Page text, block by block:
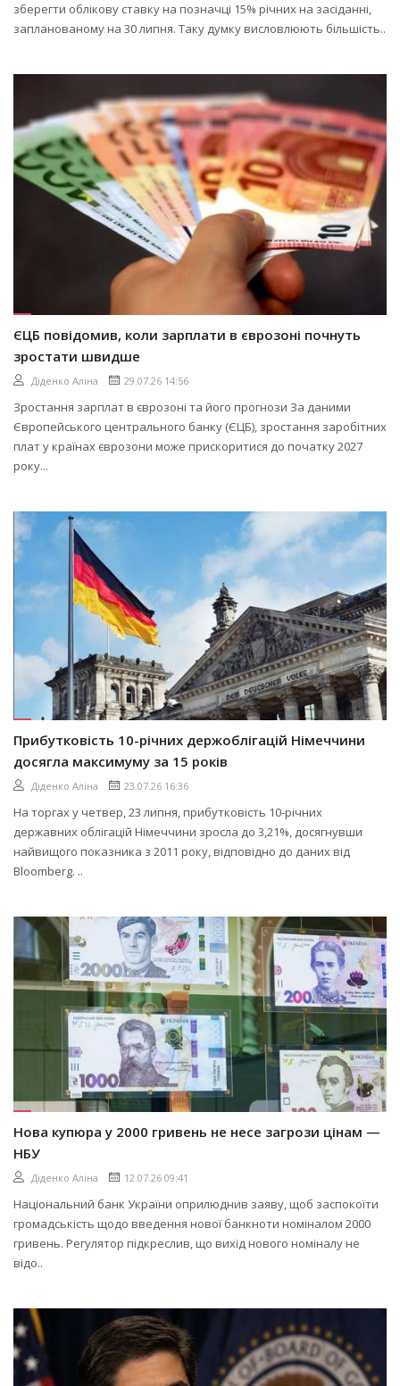
зберегти облікову ставку на позначці 15% річних на засіданні,
запланованому на 30 липня. Таку думку висловлюють більшість..
ЄЦБ повідомив, коли зарплати в єврозоні почнуть
зростати швидше
Діденко Аліна 29.07.26 14:56
Зростання зарплат в єврозоні та його прогнози За даними
Європейського центрального банку (ЄЦБ), зростання заробітних
плат у країнах єврозони може прискоритися до початку 2027
року...
Прибутковість 10-річних держоблігацій Німеччини
досягла максимуму за 15 років
Діденко Аліна 23.07.26 16:36
На торгах у четвер, 23 липня, прибутковість 10-річних
державних облігацій Німеччини зросла до 3,21%, досягнувши
найвищого показника з 2011 року, відповідно до даних від
Bloomberg. ..
Нова купюра у 2000 гривень не несе загрози цінам —
НБУ
Діденко Аліна 12.07.26 09:41
Національний банк України оприлюднив заяву, щоб заспокоїти
громадськість щодо введення нової банкноти номіналом 2000
гривень. Регулятор підкреслив, що вихід нового номіналу не
відо..